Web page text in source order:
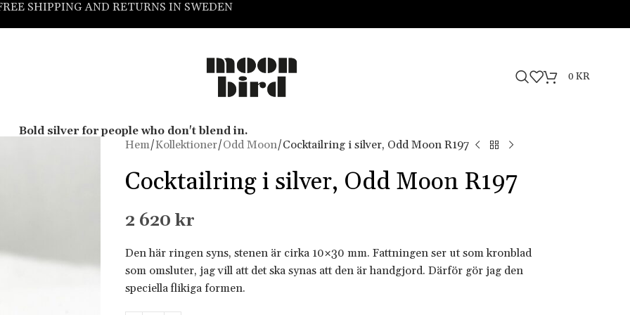
SHIPPING AND RETURNS IN SWEDEN
0 KR
Bold silver for people who don't blend in.
Hem Kollektioner Odd Moon Cocktailring i silver, Odd Moon R197
Cocktailring i silver, Odd Moon R197
2 620 kr
Den här ringen syns, stenen är cirka 10×30 mm. Fattningen ser ut som kronblad
som omsluter, jag vill att det ska synas att den är handgjord. Därför gör jag den
speciella flikiga formen.